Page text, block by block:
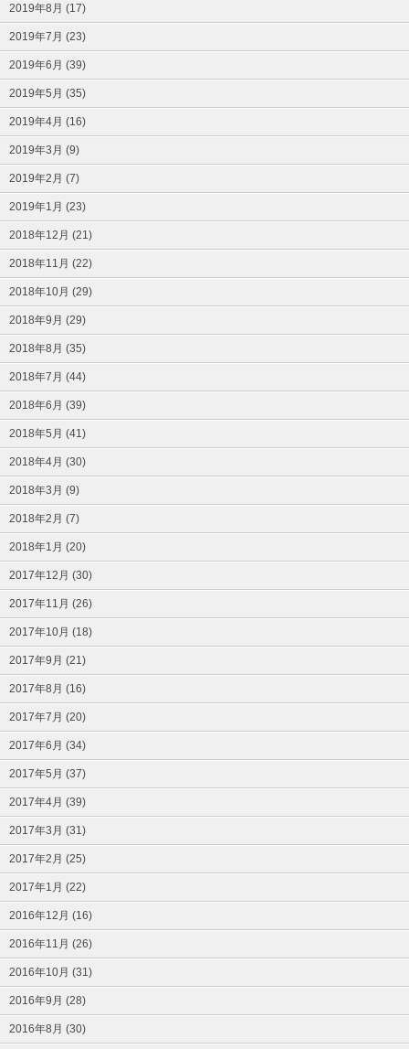
2019年8月 (17)
2019年7月 (23)
2019年6月 (39)
2019年5月 (35)
2019年4月 (16)
2019年3月 (9)
2019年2月 (7)
2019年1月 (23)
2018年12月 (21)
2018年11月 (22)
2018年10月 (29)
2018年9月 (29)
2018年8月 (35)
2018年7月 (44)
2018年6月 (39)
2018年5月 (41)
2018年4月 (30)
2018年3月 (9)
2018年2月 (7)
2018年1月 (20)
2017年12月 (30)
2017年11月 (26)
2017年10月 (18)
2017年9月 (21)
2017年8月 (16)
2017年7月 (20)
2017年6月 (34)
2017年5月 (37)
2017年4月 (39)
2017年3月 (31)
2017年2月 (25)
2017年1月 (22)
2016年12月 (16)
2016年11月 (26)
2016年10月 (31)
2016年9月 (28)
2016年8月 (30)